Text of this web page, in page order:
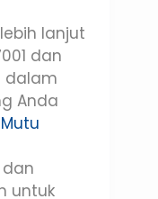
lanjut
dan
dalam
Anda
Mutu
untuk